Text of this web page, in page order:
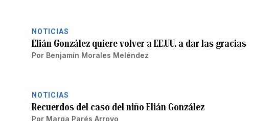
NOTICIAS
Elián González quiere volver a EE.UU. a dar las gracias
Por Benjamín Morales Meléndez
NOTICIAS
Recuerdos del caso del niño Elián González
Por Marga Parés Arroyo